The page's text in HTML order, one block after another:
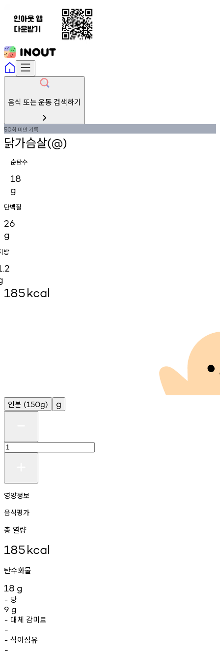
음식 또는 운동 검색하기
50회 미만기록
닭가슴살(@)
순탄수
18
g
단백질
26
g
방
185kcal
인분 (150g) g
영양정보
음식평가
총 열량
185kcal
탄수화물
18 g
- 당
9 g
- 대체 감미료
-
- 식이섬유
-